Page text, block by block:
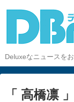
Deluxeなニュースを
「 高橋凛